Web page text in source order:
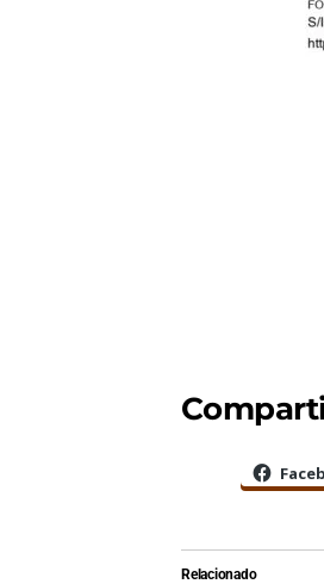
Relacionado